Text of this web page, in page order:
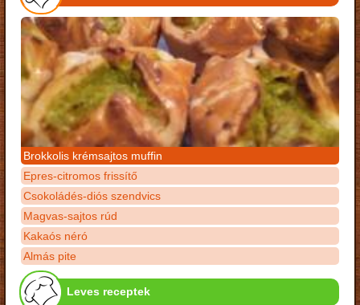
Brokkolis krémsajtos muffin
Epres-citromos frissítő
Csokoládés-diós szendvics
Magvas-sajtos rúd
Kakaós néró
Almás pite
Leves receptek